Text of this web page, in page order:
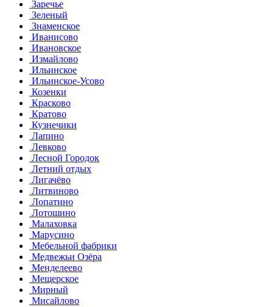
Заречье
Зеленый
Знаменское
Иванисово
Ивановское
Измайлово
Ильинское
Ильинское-Усово
Козенки
Красково
Кратово
Кузнечики
Лапино
Левково
Лесной Городок
Летний отдых
Лигачёво
Литвиново
Лопатино
Лотошино
Малаховка
Марусино
Мебельной фабрики
Медвежьи Озёра
Менделеево
Мещерское
Мирный
Мисайлово